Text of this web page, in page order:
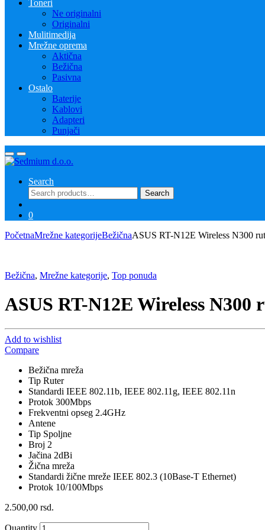
Toneri
Ne originalni
Originalni
Mulitimedija
Mrežne oprema
Aktična
Bežična
Pasivna
Ostalo
Baterije
Kablovi
Adapteri
Punjači
Search
Search
for:
Search
0
PočetnaMrežne kategorijeBežičnaASUS RT-N12E Wireless N300
Bežična, Mrežne kategorije, Top ponuda
ASUS RT-N12E Wireless N300
Add to wishlist
Compare
Bežična mreža
Tip Ruter
Standardi IEEE 802.11b, IEEE 802.11g, IEEE 802.11n
Protok 300Mbps
Frekventni opseg 2.4GHz
Antene
Tip Spoljne
Broj 2
Jačina 2dBi
Žična mreža
Standardi žične mreže IEEE 802.3 (10Base-T Ethernet)
Protok 10/100Mbps
2.500,00 rsd.
Quantity